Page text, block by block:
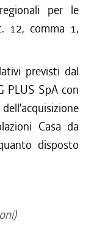
per le
12, comma 1,
previsti dal
PLUS SpA con
Casa da
disposto